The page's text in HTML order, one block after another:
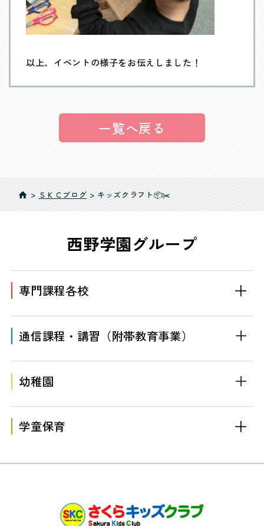
以上、イベントの様子をお伝えしました！
一覧へ戻る
home > ＳＫＣブログ > キッズクラフト📦✂️
西野学園グループ
専門課程各校
通信課程・講習 （附帯教育事業）
幼稚園
学童保育